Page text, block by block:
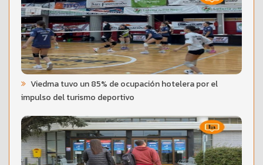
Viedma tuvo un 85% de ocupación hotelera por el
impulso del turismo deportivo